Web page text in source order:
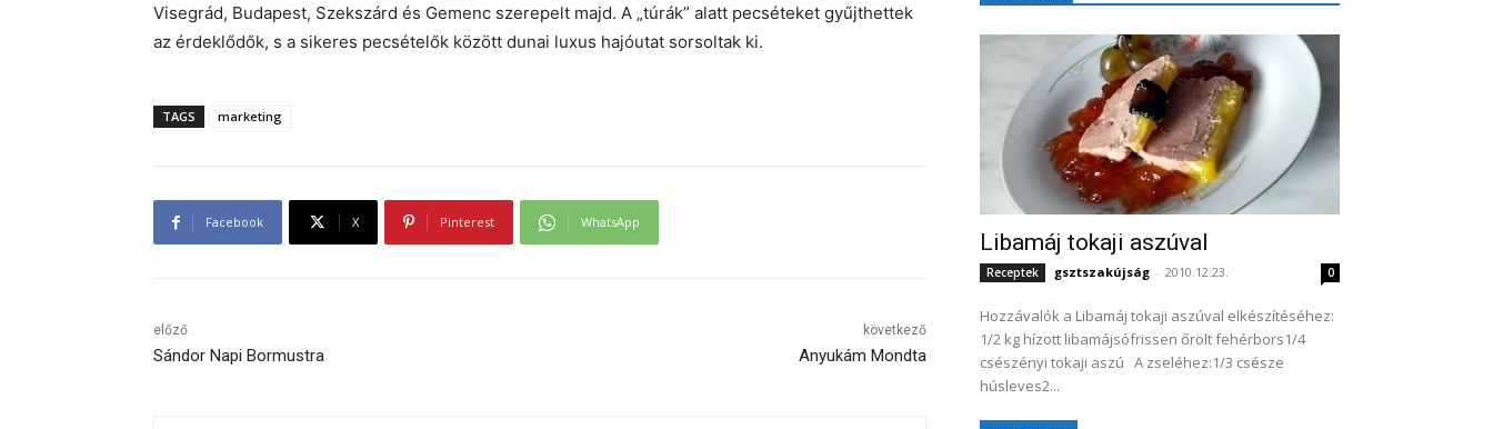
Visegrád, Budapest, Szekszárd és Gemenc szerepelt majd. A „túrák” alatt pecséteket gyűjthettek
az érdeklődők, s a sikeres pecsételők között dunai luxus hajóutat sorsoltak ki.
TAGS marketing
Facebook X Pinterest WhatsApp
előző
Sándor Napi Bormustra
következő
Anyukám Mondta
Libamáj tokaji aszúval
Receptek gsztszakújság - 2010.12.23. 0
Hozzávalók a Libamáj tokaji aszúval elkészítéséhez:
1/2 kg hízott libamájsófrissen őrölt fehérbors1/4
csészényi tokaji aszú A zseléhez:1/3 csésze
húsleves2...